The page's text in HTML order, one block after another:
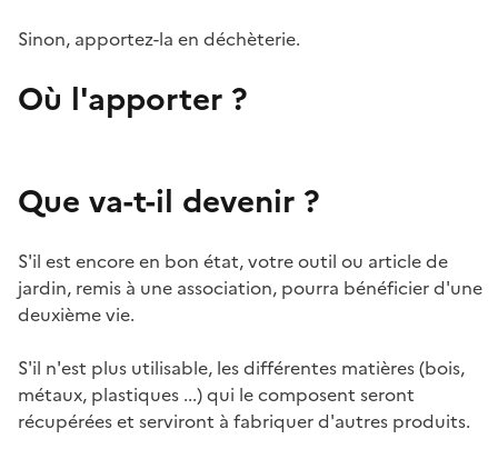
Sinon, apportez-la en déchèterie.
Où l'apporter ?
Que va-t-il devenir ?
S'il est encore en bon état, votre outil ou article de
jardin, remis à une association, pourra bénéficier d'une
deuxième vie.
S'il n'est plus utilisable, les différentes matières (bois,
métaux, plastiques ...) qui le composent seront
récupérées et serviront à fabriquer d'autres produits.